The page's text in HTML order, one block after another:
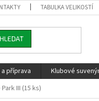
TABULKA VELIKOSTÍ
HLEDAT
příprava Klubové
III (15 ks)